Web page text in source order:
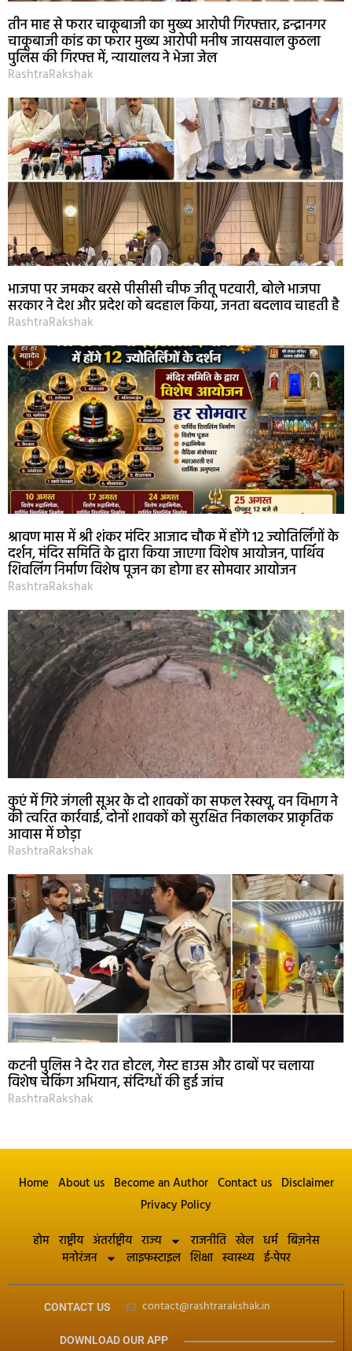
तीन माह से फरार चाकूबाजी का मुख्य आरोपी गिरफ्तार, इन्द्रानगर
चाकूबाजी कांड का फरार मुख्य आरोपी मनीष जायसवाल कुठला
पुलिस की गिरफ्त में, न्यायालय ने भेजा जेल
RashtraRakshak
भाजपा पर जमकर बरसे पीसीसी चीफ जीतू पटवारी, बोले भाजपा
सरकार ने देश और प्रदेश को बदहाल किया, जनता बदलाव चाहती है
RashtraRakshak
श्रावण मास में श्री शंकर मंदिर आजाद चौक में होंगे 12 ज्योतिर्लिंगों के
दर्शन, मंदिर समिति के द्वारा किया जाएगा विशेष आयोजन, पार्थिव
शिवलिंग निर्माण विशेष पूजन का होगा हर सोमवार आयोजन
RashtraRakshak
कुएं में गिरे जंगली सूअर के दो शावकों का सफल रेस्क्यू, वन विभाग ने
की त्वरित कार्रवाई, दोनों शावकों को सुरक्षित निकालकर प्राकृतिक
आवास में छोड़ा
RashtraRakshak
कटनी पुलिस ने देर रात होटल, गेस्ट हाउस और ढाबों पर चलाया
विशेष चेकिंग अभियान, संदिग्धों की हुई जांच
RashtraRakshak
Home About us Become an Author Contact us Disclaimer
Privacy Policy
होम राष्ट्रीय अंतर्राष्ट्रीय राज्य राजनीति खेल धर्म बिज़नेस
मनोरंजन
लाइफस्टाइल शिक्षा स्वास्थ्य ई-पेपर
CONTACT US contact@rashtrarakshak.in
DOWNLOAD OUR APP